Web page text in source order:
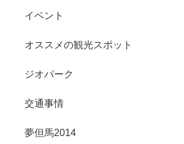
イベント
オススメの観光スポット
ジオパーク
交通事情
夢但馬2014